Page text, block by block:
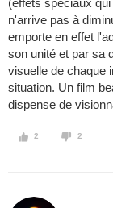
(effets spéciaux
n'arrive pas à
emporte en effet
son unité et par sa
visuelle de chaque
situation. Un film
dispense de
2 2